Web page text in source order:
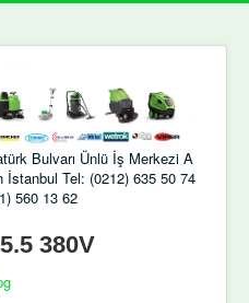
Bulvarı Ünlü İş Merkezi A
İstanbul Tel: (0212) 635 50 74
560 13 62
380V